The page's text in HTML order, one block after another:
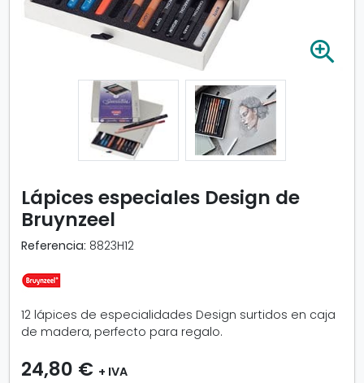
Lápices especiales Design de
Bruynzeel
Referencia: 8823H12
12 lápices de especialidades Design surtidos en caja
de madera, perfecto para regalo.
24,80 € + IVA